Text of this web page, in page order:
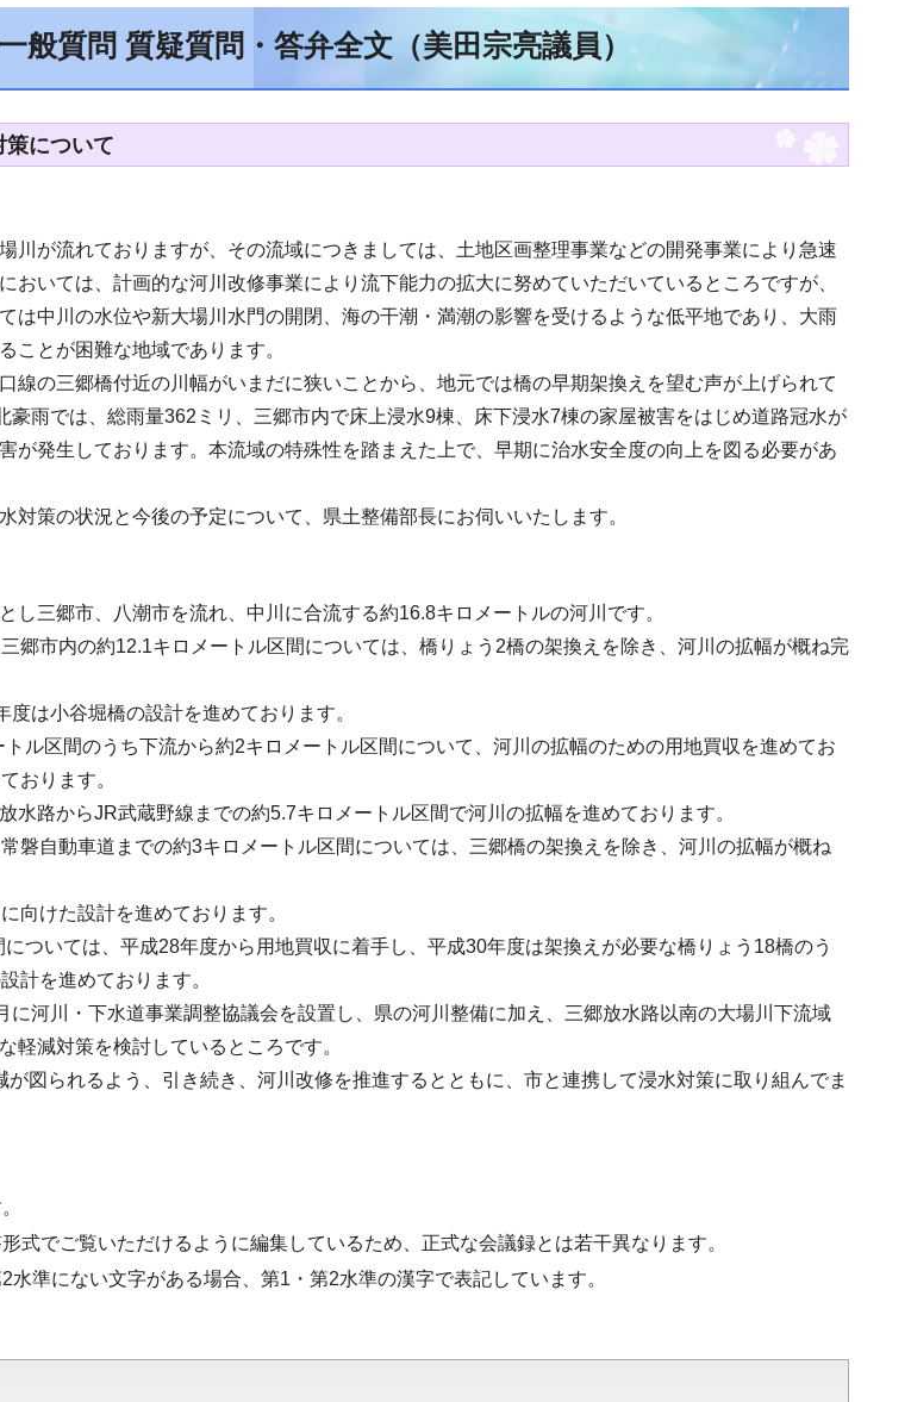
般質問 質疑質問・答弁全文（美田宗亮議員）
策について
川が流れておりますが、その流域につきましては、土地区画整理事業などの開発事業により急速
おいては、計画的な河川改修事業により流下能力の拡大に努めていただいているところですが、
は中川の水位や新大場川水門の開閉、海の干潮・満潮の影響を受けるような低平地であり、大雨
ことが困難な地域であります。
線の三郷橋付近の川幅がいまだに狭いことから、地元では橋の早期架換えを望む声が上げられて
豪雨では、総雨量362ミリ、三郷市内で床上浸水9棟、床下浸水7棟の家屋被害をはじめ道路冠水が
が発生しております。本流域の特殊性を踏まえた上で、早期に治水安全度の向上を図る必要があ
対策の状況と今後の予定について、県土整備部長にお伺いいたします。
し三郷市、八潮市を流れ、中川に合流する約16.8キロメートルの河川です。
郷市内の約12.1キロメートル区間については、橋りょう2橋の架換えを除き、河川の拡幅が概ね完
は小谷堀橋の設計を進めております。
ル区間のうち下流から約2キロメートル区間について、河川の拡幅のための用地買収を進めてお
おります。
水路からJR武蔵野線までの約5.7キロメートル区間で河川の拡幅を進めております。
磐自動車道までの約3キロメートル区間については、三郷橋の架換えを除き、河川の拡幅が概ね
向けた設計を進めております。
ついては、平成28年度から用地買収に着手し、平成30年度は架換えが必要な橋りょう18橋のう
計を進めております。
に河川・下水道事業調整協議会を設置し、県の河川整備に加え、三郷放水路以南の大場川下流域
軽減対策を検討しているところです。
図られるよう、引き続き、河川改修を推進するとともに、市と連携して浸水対策に取り組んでま
式でご覧いただけるように編集しているため、正式な会議録とは若干異なります。
水準にない文字がある場合、第1・第2水準の漢字で表記しています。